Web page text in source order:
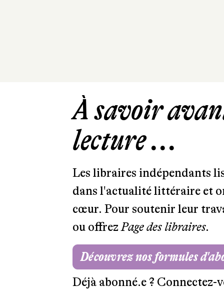
À savoir
lecture ...
Les libraires indépendants
dans l'actualité littéraire et
cœur. Pour soutenir leur
ou offrezPage des libraires.
Découvrez nos formules
Déjà abonné.e ? Connectez-